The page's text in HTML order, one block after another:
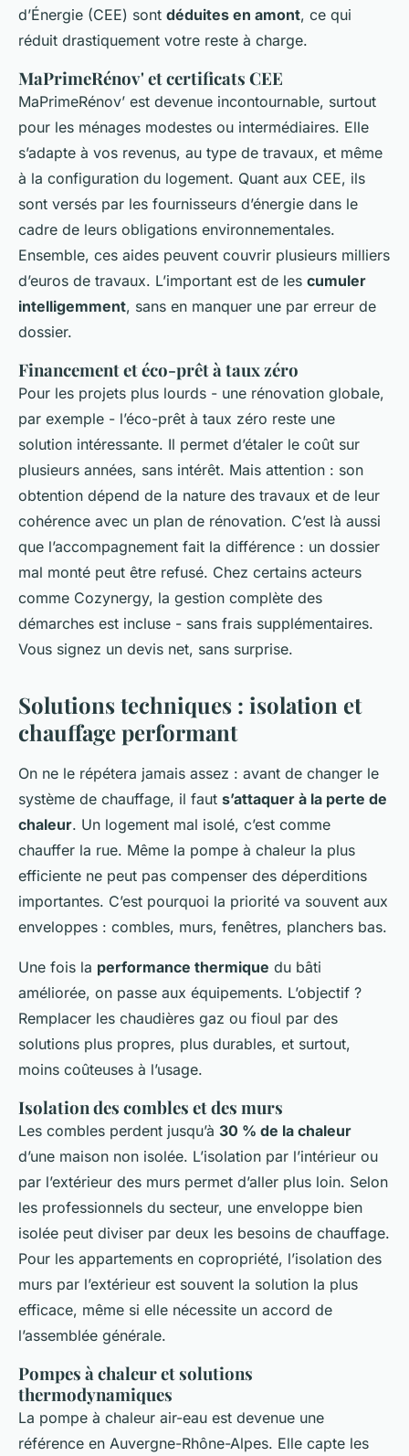
d’Énergie (CEE) sont déduites en amont, ce qui
réduit drastiquement votre reste à charge.
MaPrimeRénov' et certificats CEE
MaPrimeRénov’ est devenue incontournable, surtout
pour les ménages modestes ou intermédiaires. Elle
s’adapte à vos revenus, au type de travaux, et même
à la configuration du logement. Quant aux CEE, ils
sont versés par les fournisseurs d’énergie dans le
cadre de leurs obligations environnementales.
Ensemble, ces aides peuvent couvrir plusieurs milliers
d’euros de travaux. L’important est de les cumuler
intelligemment, sans en manquer une par erreur de
dossier.
Financement et éco-prêt à taux zéro
Pour les projets plus lourds - une rénovation globale,
par exemple - l’éco-prêt à taux zéro reste une
solution intéressante. Il permet d’étaler le coût sur
plusieurs années, sans intérêt. Mais attention : son
obtention dépend de la nature des travaux et de leur
cohérence avec un plan de rénovation. C’est là aussi
que l’accompagnement fait la différence : un dossier
mal monté peut être refusé. Chez certains acteurs
comme Cozynergy, la gestion complète des
démarches est incluse - sans frais supplémentaires.
Vous signez un devis net, sans surprise.
Solutions techniques : isolation et
chauffage performant
On ne le répétera jamais assez : avant de changer le
système de chauffage, il faut s’attaquer à la perte de
chaleur. Un logement mal isolé, c’est comme
chauffer la rue. Même la pompe à chaleur la plus
efficiente ne peut pas compenser des déperditions
importantes. C’est pourquoi la priorité va souvent aux
enveloppes : combles, murs, fenêtres, planchers bas.
Une fois la performance thermique du bâti
améliorée, on passe aux équipements. L’objectif ?
Remplacer les chaudières gaz ou fioul par des
solutions plus propres, plus durables, et surtout,
moins coûteuses à l’usage.
Isolation des combles et des murs
Les combles perdent jusqu’à 30 % de la chaleur
d’une maison non isolée. L’isolation par l’intérieur ou
par l’extérieur des murs permet d’aller plus loin. Selon
les professionnels du secteur, une enveloppe bien
isolée peut diviser par deux les besoins de chauffage.
Pour les appartements en copropriété, l’isolation des
murs par l’extérieur est souvent la solution la plus
efficace, même si elle nécessite un accord de
l’assemblée générale.
Pompes à chaleur et solutions
thermodynamiques
La pompe à chaleur air-eau est devenue une
référence en Auvergne-Rhône-Alpes. Elle capte les